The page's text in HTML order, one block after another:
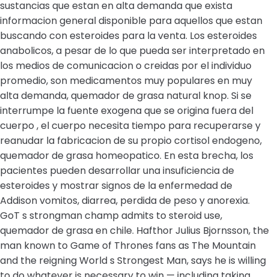
sustancias que estan en alta demanda que exista
informacion general disponible para aquellos que estan
buscando con esteroides para la venta. Los esteroides
anabolicos, a pesar de lo que pueda ser interpretado en
los medios de comunicacion o creidas por el individuo
promedio, son medicamentos muy populares en muy
alta demanda, quemador de grasa natural knop. Si se
interrumpe la fuente exogena que se origina fuera del
cuerpo , el cuerpo necesita tiempo para recuperarse y
reanudar la fabricacion de su propio cortisol endogeno,
quemador de grasa homeopatico. En esta brecha, los
pacientes pueden desarrollar una insuficiencia de
esteroides y mostrar signos de la enfermedad de
Addison vomitos, diarrea, perdida de peso y anorexia.
GoT s strongman champ admits to steroid use,
quemador de grasa en chile. Hafthor Julius Bjornsson, the
man known to Game of Thrones fans as The Mountain
and the reigning World s Strongest Man, says he is willing